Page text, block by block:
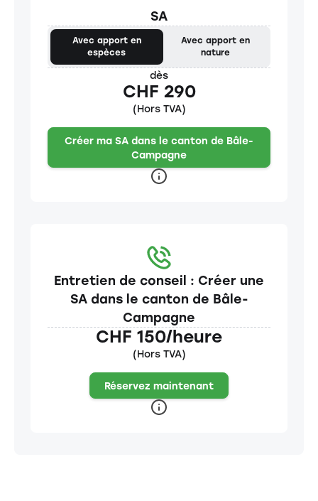
SA
Avec apport en
espèces
Avec apport en
nature
dès
CHF 290
(Hors TVA)
Créer ma SA dans le canton de Bâle-
Campagne
Entretien de conseil : Créer une
SA dans le canton de Bâle-
Campagne
CHF 150/heure
(Hors TVA)
Réservez maintenant